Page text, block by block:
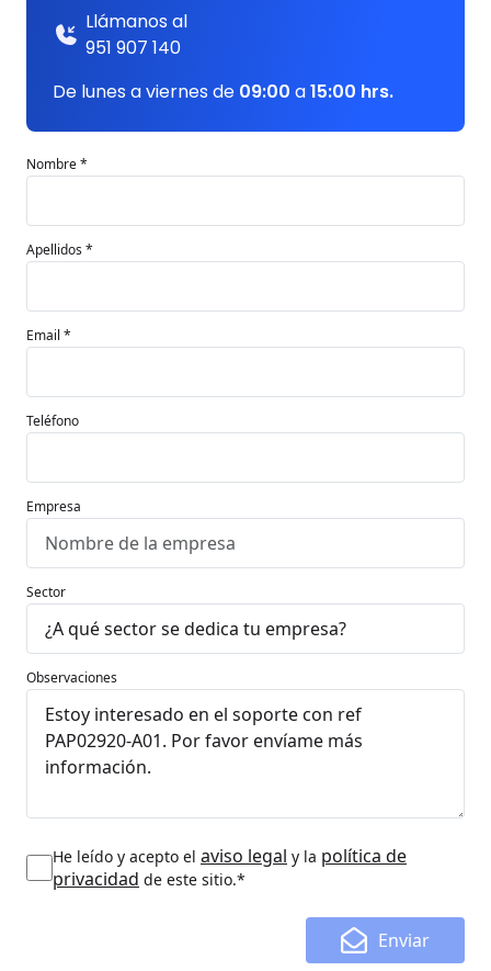
Llámanos al
951 907 140
De lunes a viernes de 09:00 a15:00 hrs.
Nombre *
Apellidos *
Email *
Teléfono
Empresa
Sector
Observaciones
He leído y acepto el aviso legal y la política de
privacidad de este sitio.*
Enviar